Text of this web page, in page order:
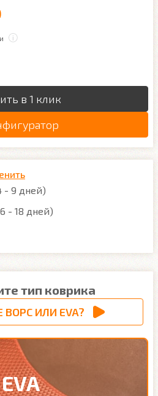
в 1 клик
- 9 дней)
- 18 дней)
тип коврика
ИЛИ EVA?
EVA